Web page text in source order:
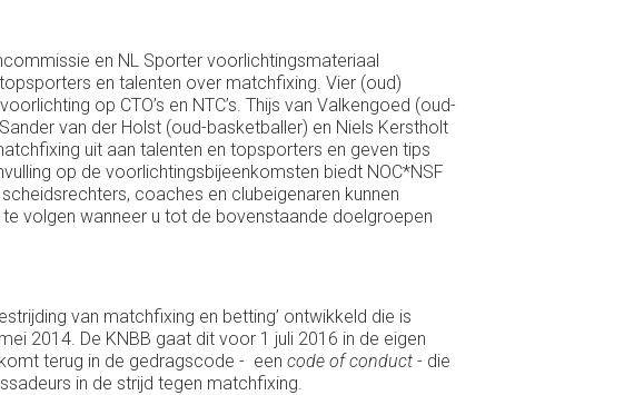
en NL Sporter voorlichtingsmateriaal
en talenten over matchfixing. Vier (oud)
op CTO’s en NTC’s. Thijs van Valkengoed (oud-
van der Holst (oud-basketballer) en Niels Kerstholt
uit aan talenten en topsporters en geven tips
op de voorlichtingsbijeenkomsten biedt NOC*NSF
coaches en clubeigenaren kunnen
volgen wanneer u tot de bovenstaande doelgroepen
van matchfixing en betting’ ontwikkeld die is
2014. De KNBB gaat dit voor 1 juli 2016 in de eigen
terug in de gedragscode - eencode of conduct - die
in de strijd tegen matchfixing.